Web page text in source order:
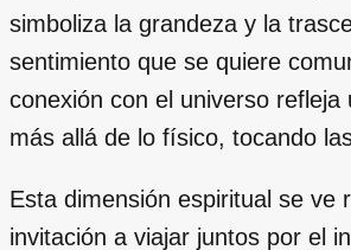
simboliza la grandeza y la
sentimiento que se quiere
conexión con el universo refleja
más allá de lo físico, tocando
Esta dimensión espiritual se ve
invitación a viajar juntos por el